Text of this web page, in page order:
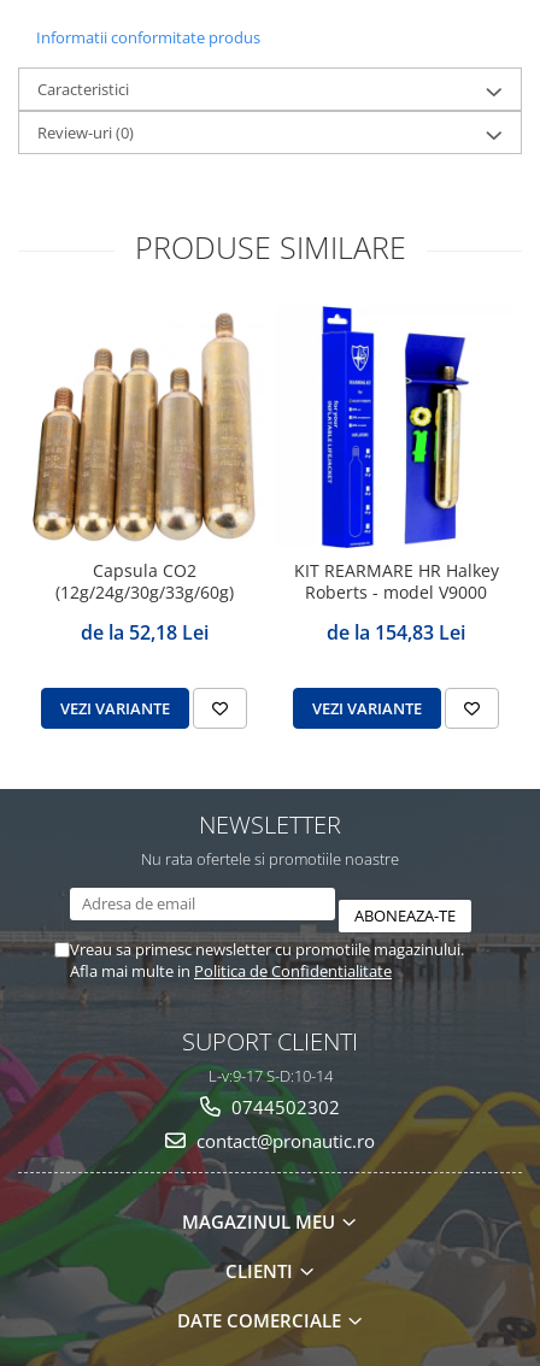
Informatii conformitate produs
Caracteristici
Review-uri(0)
PRODUSE SIMILARE
Capsula CO2
(12g/24g/30g/33g/60g)
de la 52,18 Lei
VEZI VARIANTE
KIT REARMARE HR Halkey
Roberts - model V9000
de la 154,83 Lei
VEZI VARIANTE
NEWSLETTER
Nu rata ofertele si promotiile noastre
Vreau sa primesc newsletter cu promotiile magazinului.
Afla mai multe in Politica de Confidentialitate
SUPORT CLIENTI
L-v:9-17 S-D:10-14
0744502302
contact@pronautic.ro
MAGAZINUL MEU
CLIENTI
DATE COMERCIALE